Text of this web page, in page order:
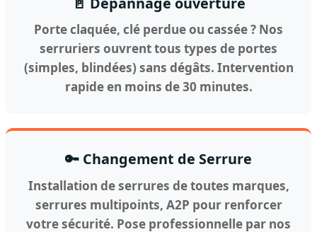
Porte claquée, clé perdue ou cassée ? Nos
serruriers ouvrent tous types de portes
(simples, blindées) sans dégâts. Intervention
rapide en moins de 30 minutes.
🔑 Changement de Serrure
Installation de serrures de toutes marques,
serrures multipoints, A2P pour renforcer
votre sécurité. Pose professionnelle par nos